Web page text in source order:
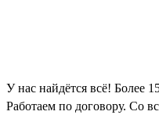
У нас найдётся всё! Более
Работаем по договору. Со